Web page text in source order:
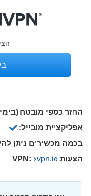
החזר כספי מובטח
אפליקציית מובייל:
בכמה מכשירים ניתן
הצעות VPN: xvpn.io